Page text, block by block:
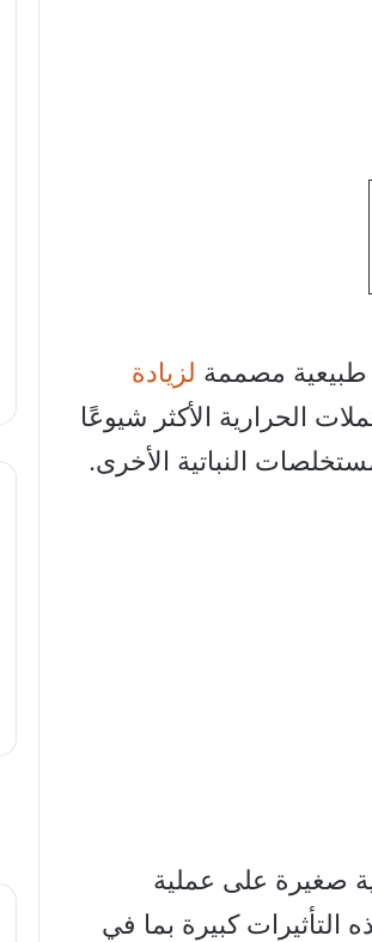
طبيعية مصممة لزيادة
الحرارية الأكثر شيوعًا
النباتية الأخرى.
صغيرة على عملية
التأثيرات كبيرة بما في